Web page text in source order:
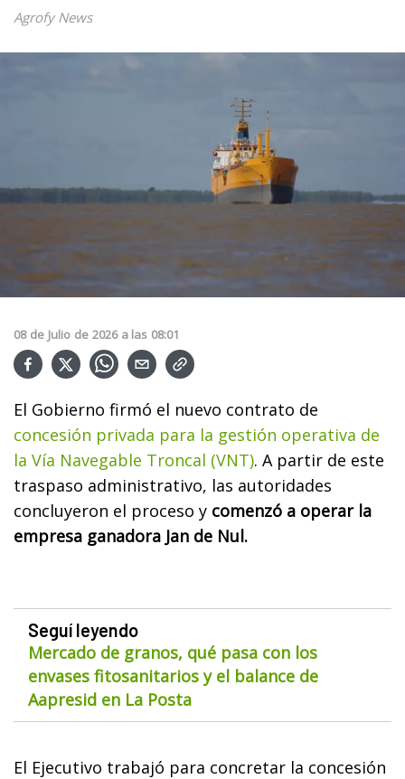
Agrofy News
08 de Julio de 2026 a las 08:01
El Gobierno firmó el nuevo contrato de
concesión privada para la gestión operativa de
la Vía Navegable Troncal (VNT). A partir de este
traspaso administrativo, las autoridades
concluyeron el proceso y comenzó a operar la
empresa ganadora Jan de Nul.
Seguí leyendo
Mercado de granos, qué pasa con los
envases fitosanitarios y el balance de
Aapresid en La Posta
El Ejecutivo trabajó para concretar la concesión